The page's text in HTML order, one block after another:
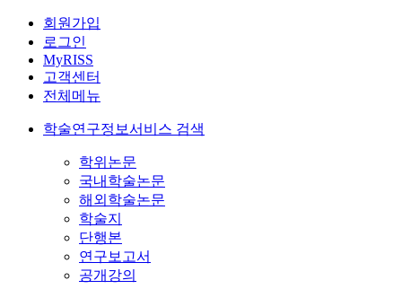
회원가입
로그인
MyRISS
고객센터
전체메뉴
학술연구정보서비스 검색
학위논문
국내학술논문
해외학술논문
학술지
단행본
연구보고서
공개강의